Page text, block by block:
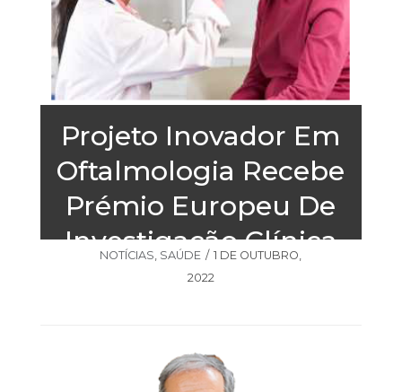
Projeto Inovador Em
Oftalmologia Recebe
Prémio Europeu De
Investigação Clínica
NOTÍCIAS, SAÚDE
1 DE OUTUBRO,
2022